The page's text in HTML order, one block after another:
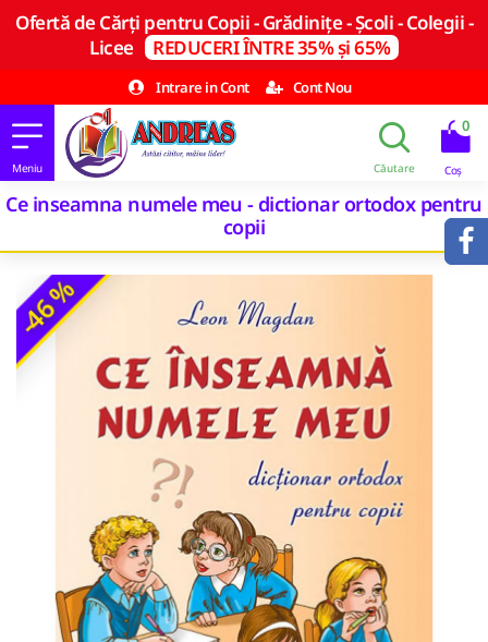
Ofertă de Cărți pentru Copii - Grădinițe - Școli - Colegii -
Licee REDUCERI ÎNTRE 35% și 65%
Intrare in Cont
Cont Nou
0
Ce inseamna numele meu - dictionar ortodox pentru
copii
-46 %